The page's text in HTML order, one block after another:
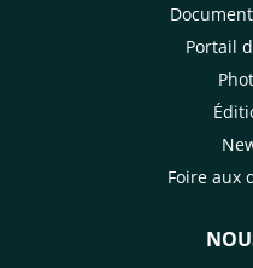
Portail
Foire aux